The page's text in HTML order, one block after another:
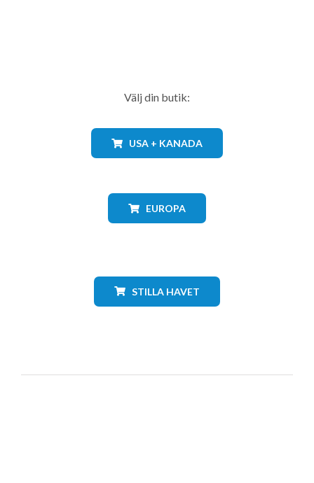
Välj din butik:
USA + KANADA
EUROPA
STILLA HAVET